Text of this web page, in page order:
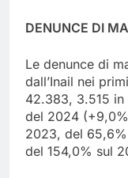
DENUNCE DI
Le denunce di
dall’Inail nei
42.383, 3.515
del 2024
2023, del
del 154,0% sul